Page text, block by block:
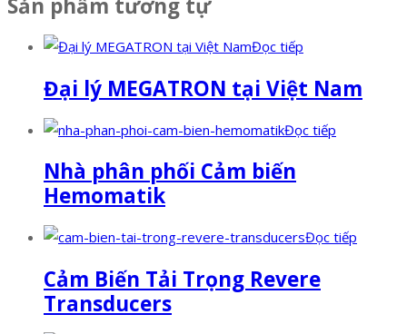
Sản phẩm tương tự
Đọc tiếp
Đại lý MEGATRON tại Việt Nam
Đọc tiếp
Nhà phân phối Cảm biến
Hemomatik
Đọc tiếp
Cảm Biến Tải Trọng Revere
Transducers